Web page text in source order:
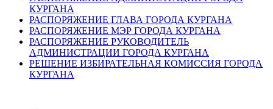
КУРГАНА
РАСПОРЯЖЕНИЕ ГЛАВА ГОРОДА КУРГАНА
РАСПОРЯЖЕНИЕ МЭР ГОРОДА КУРГАНА
РАСПОРЯЖЕНИЕ РУКОВОДИТЕЛЬ
АДМИНИСТРАЦИИ ГОРОДА КУРГАНА
РЕШЕНИЕ ИЗБИРАТЕЛЬНАЯ КОМИССИЯ ГОРОДА
КУРГАНА